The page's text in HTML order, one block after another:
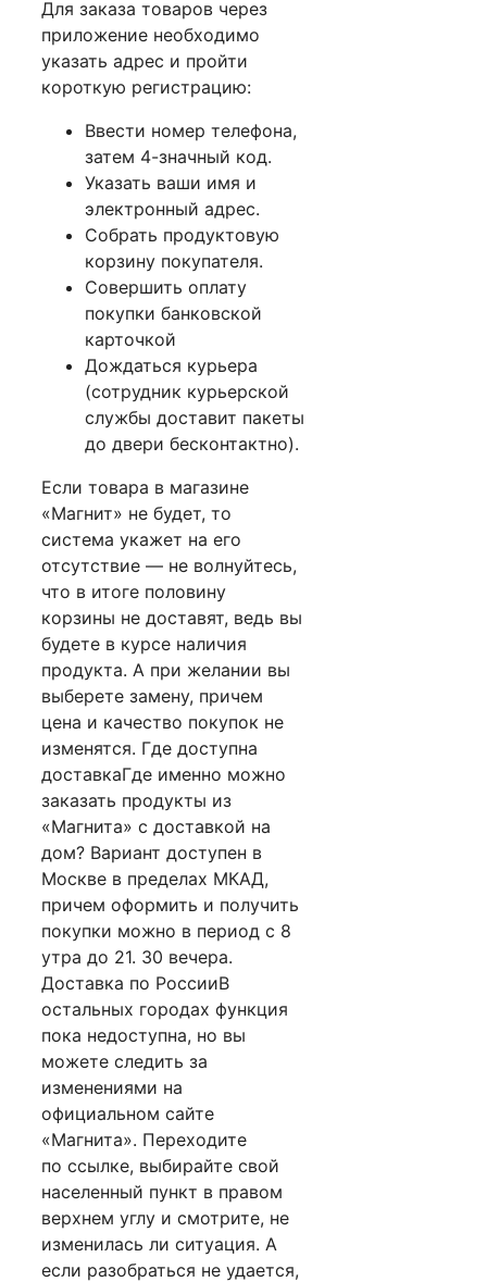
Для заказа товаров через
приложение необходимо
указать адрес и пройти
короткую регистрацию:
Ввести номер телефона,
затем 4-значный код.
Указать ваши имя и
электронный адрес.
Собрать продуктовую
корзину покупателя.
Совершить оплату
покупки банковской
карточкой
Дождаться курьера
(сотрудник курьерской
службы доставит пакеты
до двери бесконтактно).
Если товара в магазине
«Магнит» не будет, то
система укажет на его
отсутствие — не волнуйтесь,
что в итоге половину
корзины не доставят, ведь вы
будете в курсе наличия
продукта. А при желании вы
выберете замену, причем
цена и качество покупок не
изменятся. Где доступна
доставкаГде именно можно
заказать продукты из
«Магнита» с доставкой на
дом? Вариант доступен в
Москве в пределах МКАД,
причем оформить и получить
покупки можно в период с 8
утра до 21. 30 вечера.
Доставка по РоссииВ
остальных городах функция
пока недоступна, но вы
можете следить за
изменениями на
официальном сайте
«Магнита». Переходите
по ссылке, выбирайте свой
населенный пункт в правом
верхнем углу и смотрите, не
изменилась ли ситуация. А
если разобраться не удается,